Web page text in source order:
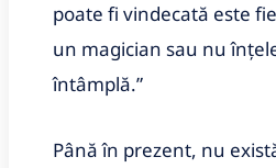
poate fi vindecată este
un magician sau nu
întâmplă.”
Până în prezent, nu